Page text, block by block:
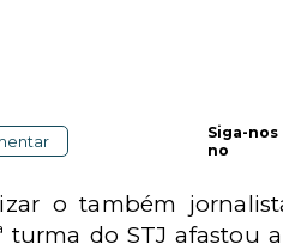
Siga-nos
no
o também
do STJ afastou